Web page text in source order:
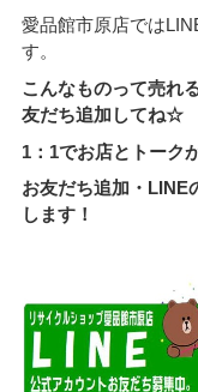
愛品館市原店では
す。
こんなものって売れ
友だち追加してね☆
1：1でお店とトーク
お友だち追加・LINE
します！